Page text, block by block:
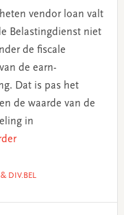
vendor loan valt
Belastingdienst niet
de fiscale
de earn-
Dat is pas het
de waarde van de
in
DIV.BEL